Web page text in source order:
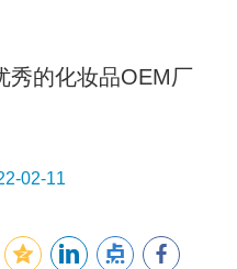
秀的化妆品OEM厂
02-11